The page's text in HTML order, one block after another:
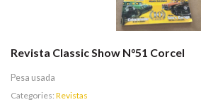
Revista Classic Show N°51 Corcel
Pesa usada
Categories: Revistas